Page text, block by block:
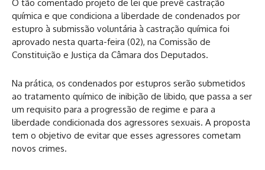
O tão comentado projeto de lei que prevê castração
química e que condiciona a liberdade de condenados por
estupro à submissão voluntária à castração química foi
aprovado nesta quarta-feira (02), na Comissão de
Constituição e Justiça da Câmara dos Deputados.
Na prática, os condenados por estupros serão submetidos
ao tratamento químico de inibição de libido, que passa a ser
um requisito para a progressão de regime e para a
liberdade condicionada dos agressores sexuais. A proposta
tem o objetivo de evitar que esses agressores cometam
novos crimes.